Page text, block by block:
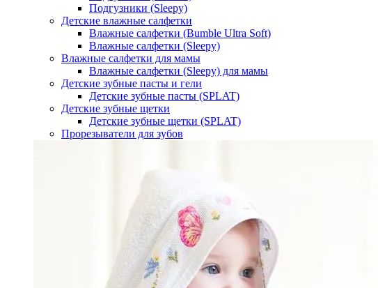
Подгузники (Sleepy)
Детские влажные салфетки
Влажные салфетки (Bumble Ultra Soft)
Влажные салфетки (Sleepy)
Влажные салфетки для мамы
Влажные салфетки (Sleepy) для мамы
Детские зубные пасты и гели
Детские зубные пасты (SPLAT)
Детские зубные щетки
Детские зубные щетки (SPLAT)
Прорезыватели для зубов